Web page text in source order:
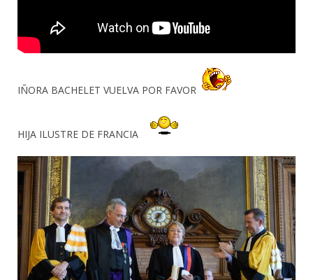
IÑORA BACHELET VUELVA POR FAVOR
HIJA ILUSTRE DE FRANCIA